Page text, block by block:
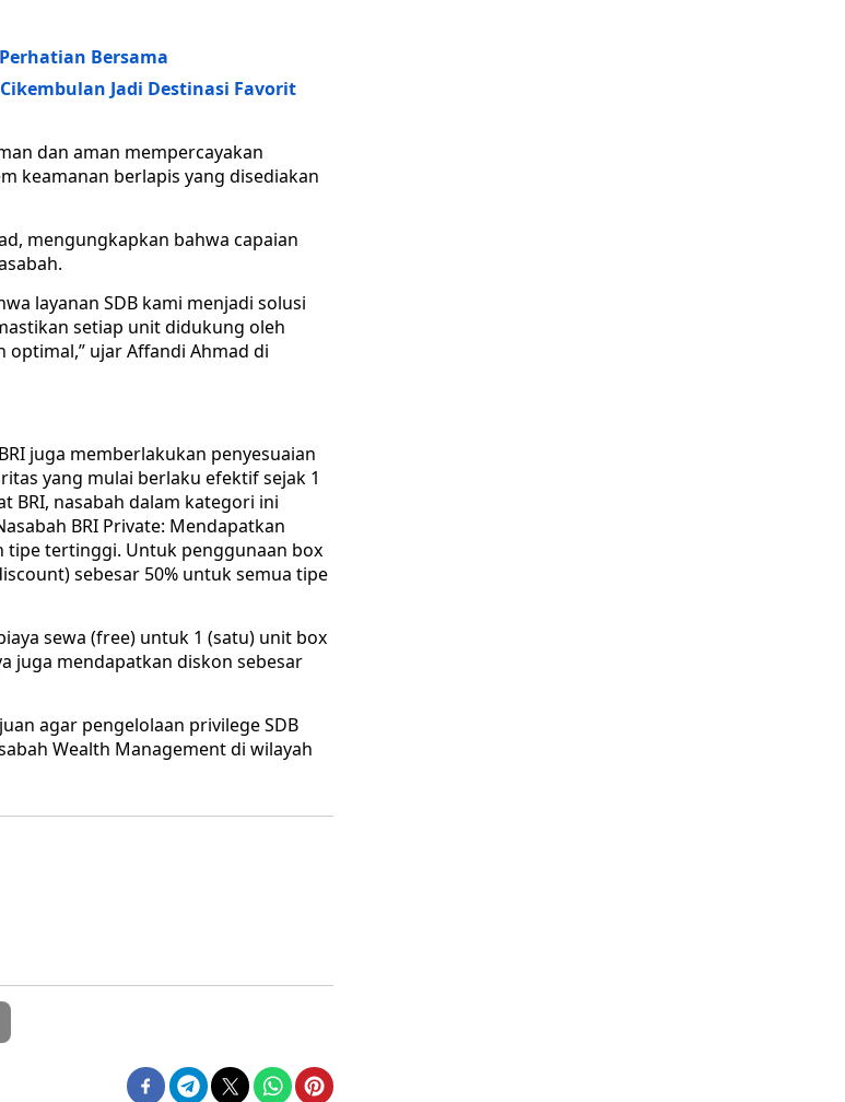
Bersama
Jadi Destinasi Favorit
dan aman mempercayakan
keamanan berlapis yang disediakan
mengungkapkan bahwa capaian
layanan SDB kami menjadi solusi
setiap unit didukung oleh
ujar Affandi Ahmad di
juga memberlakukan penyesuaian
yang mulai berlaku efektif sejak 1
BRI, nasabah dalam kategori ini
BRI Private: Mendapatkan
tipe tertinggi. Untuk penggunaan box
sebesar 50% untuk semua tipe
sewa (free) untuk 1 (satu) unit box
juga mendapatkan diskon sebesar
agar pengelolaan privilege SDB
Wealth Management di wilayah